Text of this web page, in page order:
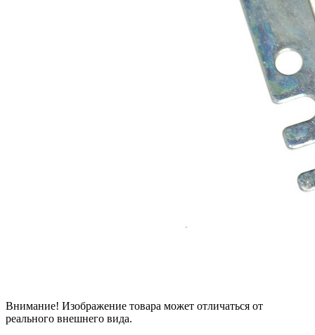
Внимание! Изображение товара может отличаться от
реального внешнего вида.